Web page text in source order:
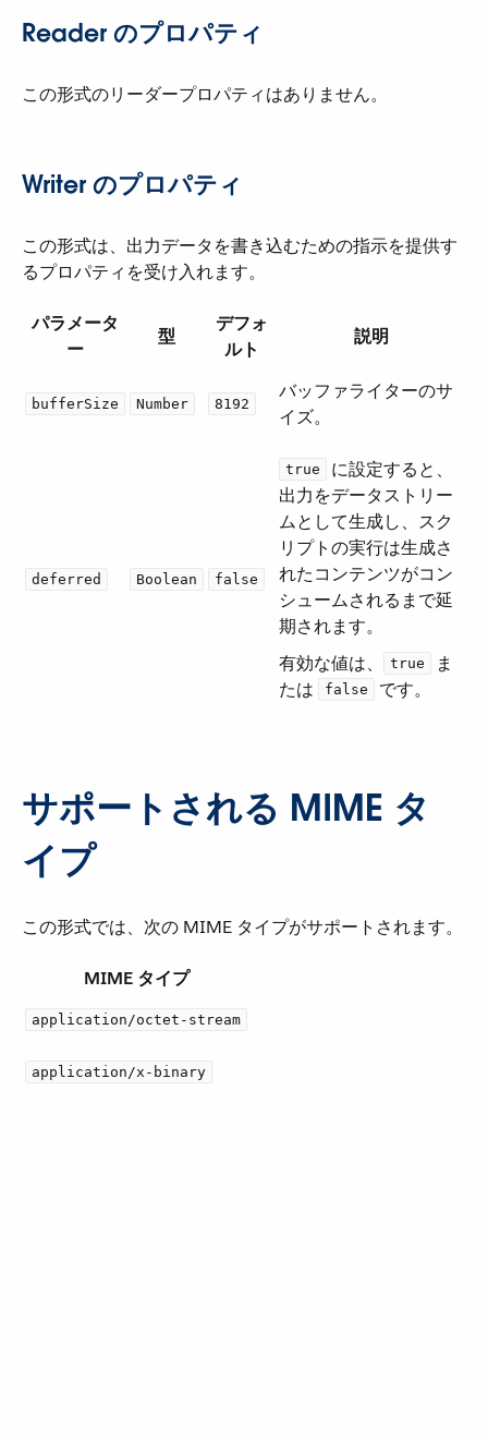
Reader のプロパティ
この形式のリーダープロパティはありません。
Writer のプロパティ
この形式は、出力データを書き込むための指示を提供す
るプロパティを受け入れます。
パラメータ
ー
型
デフォ
ルト
説明
bufferSize Number 8192
バッファライターのサ
イズ。
deferred Boolean false
true
​ に設定すると、
出力をデータストリー
ムとして生成し、スク
リプトの実行は生成さ
れたコンテンツがコン
シュームされるまで延
期されます。
有効な値は、​
true
​ ま
たは ​
false ​ です。
サポートされる MIME タ
イプ
この形式では、次の MIME タイプがサポートされます。
MIME タイプ
application/octet-stream
application/x-binary